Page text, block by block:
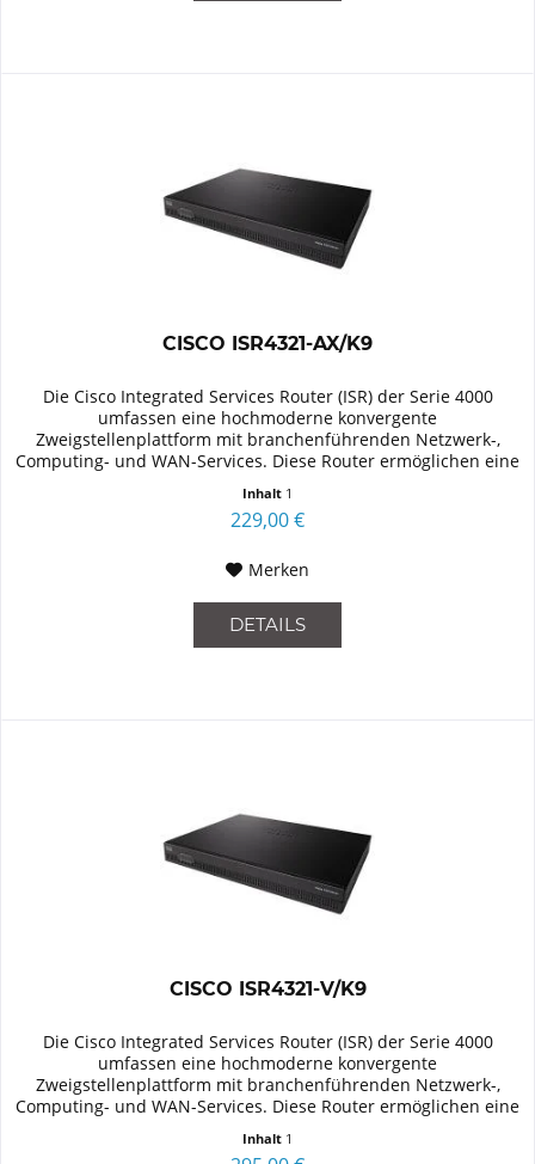
CISCO ISR4321-AX/K9
Die Cisco Integrated Services Router (ISR) der Serie 4000
umfassen eine hochmoderne konvergente
Zweigstellenplattform mit branchenführenden Netzwerk-,
Computing- und WAN-Services. Diese Router ermöglichen eine
Inhalt 1
229,00 €
Merken
DETAILS
CISCO ISR4321-V/K9
Die Cisco Integrated Services Router (ISR) der Serie 4000
umfassen eine hochmoderne konvergente
Zweigstellenplattform mit branchenführenden Netzwerk-,
Computing- und WAN-Services. Diese Router ermöglichen eine
Inhalt 1